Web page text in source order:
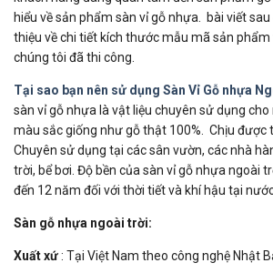
hiểu về sản phẩm sàn vỉ gỗ nhựa. bài viết
thiệu về chi tiết kích thước mẫu mã sản
chúng tôi đã thi công.
Tại sao bạn nên sử dụng Sàn Vỉ Gỗ nhựa
sàn vỉ gỗ nhựa là vật liệu chuyên sử dụng
màu sắc giống như gỗ thật 100%. Chịu được
Chuyên sử dụng tại các sân vườn, các nhà
trời, bể bơi. Độ bền của sàn vỉ gỗ nhựa ngoài
đến 12 năm đối với thời tiết và khí hậu tại
Sàn gỗ nhựa ngoài trời:
Xuất xứ: Tại Việt Nam theo công nghệ Nhật